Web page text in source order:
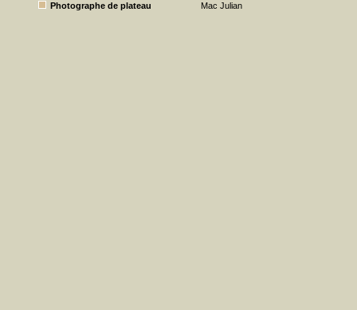
Photographe de plateau
Mac Julian